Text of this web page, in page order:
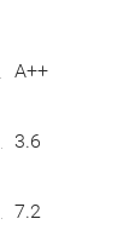
А++
3.6
7.2